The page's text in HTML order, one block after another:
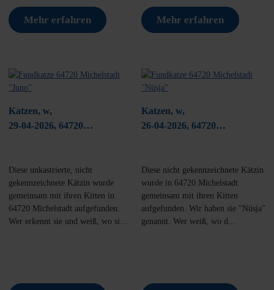
Mehr erfahren Mehr erfahren
Katzen, w,
29-04-2026, 64720
Diese unkastrierte, nicht
gekennzeichnete Kätzin wurde
gemeinsam mit ihren Kitten in
64720 Michelstadt aufgefunden.
Wer erkennt sie und weiß, wo si...
Katzen, w,
26-04-2026, 64720
Diese nicht gekennzeichnete Kätzin
wurde in 64720 Michelstadt
gemeinsam mit ihren Kitten
aufgefunden. Wir haben sie "Nüsja"
genannt. Wer weiß, wo d...